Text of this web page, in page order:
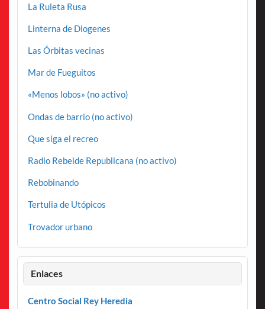
La Ruleta Rusa
Linterna de Diogenes
Las Órbitas vecinas
Mar de Fueguitos
«Menos lobos» (no activo)
Ondas de barrio (no activo)
Que siga el recreo
Radio Rebelde Republicana (no activo)
Rebobinando
Tertulia de Utópicos
Trovador urbano
Enlaces
Centro Social Rey Heredia